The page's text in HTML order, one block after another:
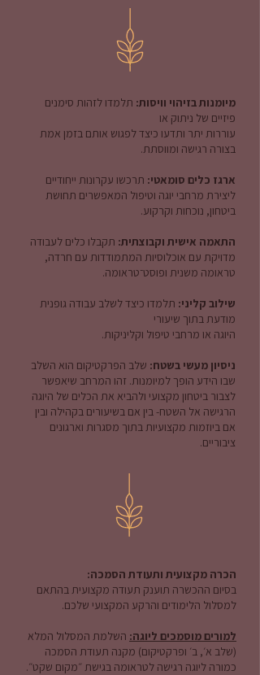
מיומנות בזיהוי וויסות: תלמדו לזהות סימנים
פיזיים של ניתוק או
עוררות יתר ותדעו כיצד לפגוש אותם בזמן אמת
בצורה רגישה ומווסתת.
ארגז כלים סומאטי: תרכשו עקרונות ייחודיים
ליצירת מרחבי יוגה וטיפול המאפשרים תחושת
ביטחון, נוכחות וקרקוע.
התאמה אישית וקבוצתית: תקבלו כלים לעבודה
מדויקת עם אוכלוסיות המתמודדות עם חרדה,
טראומה משנית ופוסט־טראומה.
שילוב קליני: תלמדו כיצד לשלב עבודה גופנית
מודעת בתוך שיעורי
היוגה או מרחבי טיפול וקליניקות.
ניסיון מעשי בשטח: שלב הפרקטיקום הוא השלב
שבו הידע הופך למיומנות. זהו המרחב שיאפשר
לצבור ביטחון מקצועי ולהביא את הכלים של היוגה
הרגישה אל השטח- בין אם בשיעורים בקהילה ובין
אם ביוזמות מקצועיות בתוך מסגרות וארגונים
ציבוריים.
הכרה מקצועית ותעודת הסמכה:
בסיום ההכשרה תוענק תעודה מקצועית בהתאם
למסלול הלימודים והרקע המקצועי שלכם.
למורים מוסמכים ליוגה: השלמת המסלול המלא
(שלב א׳, ב׳ ופרקטיקום) מקנה תעודת הסמכה
כמורה ליוגה רגישה לטראומה בגישת ״מקום שקט״.